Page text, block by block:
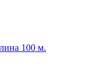
100 м.